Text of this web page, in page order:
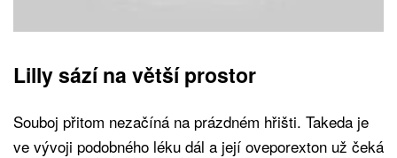
Lilly sází na větší prostor
Souboj přitom nezačíná na prázdném hřišti. Takeda je
ve vývoji podobného léku dál a její oveporexton už čeká